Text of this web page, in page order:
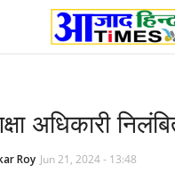
अधिकारी
Roy Jun 21, 2024 - 13:48